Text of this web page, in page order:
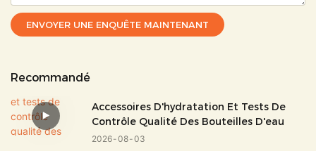
ENVOYER UNE ENQUÊTE MAINTENANT
Recommandé
Accessoires D'hydratation Et Tests De
Contrôle Qualité Des Bouteilles D'eau
2026 08 03